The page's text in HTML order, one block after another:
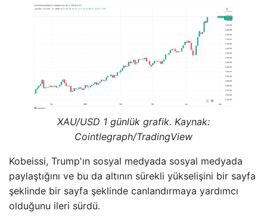
XAU/USD 1 günlük grafik. Kaynak:
Cointlegraph/TradingView
Kobeissi, Trump'ın sosyal medyada sosyal medyada
paylaştığını ve bu da altının sürekli yükselişini bir sayfa
şeklinde bir sayfa şeklinde canlandırmaya yardımcı
olduğunu ileri sürdü.